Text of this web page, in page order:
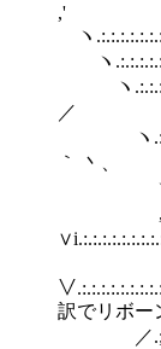
,'
ヽ
ヽ
ヽ
／
ヽ
｀ 丶、
ヽ
,ゝ
ゝ
訳でリボー
／